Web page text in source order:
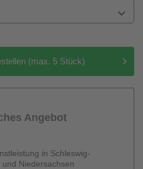
(max. 5 Stück)
Angebot
in Schleswig-
Niedersachsen